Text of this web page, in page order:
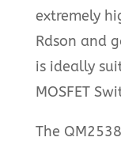
extremely
Rdson and
is ideally
MOSFET
The